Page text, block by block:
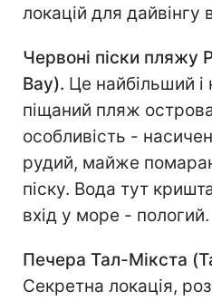
локацій для дайвінгу
Червоні піски пляжу
Bay). Це найбільший і
піщаний пляж
особливість -
рудий, майже
піску. Вода тут
вхід у море - пологий.
Печера Тал-Мікста
Секретна локація,